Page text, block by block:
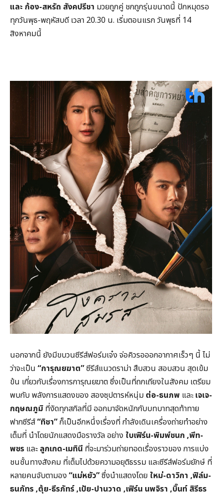
และ ก้อง-สหรัถ สังคปรีชา มวยถูกคู่ ชกถูกรุ่นขนาดนี้ ปักหมุดรอ
ทุกวันพุธ-พฤหัสบดี เวลา 20.30 น. เริ่มตอนแรก วันพุธที่ 14
สิงหาคมนี้
นอกจากนี้ ยังมีขบวนซีรีส์ฟอร์มเจ๋ง จ่อคิวรอออกอากาศเร็วๆ นี้ ไม่
ว่าจะเป็น “การุณยฆาต”ซีรีส์แนวดราม่า สืบสวน สอบสวน สุดเข้ม
ข้น เกี่ยวกับเรื่องการการุณยฆาต ซึ่งเป็นที่ถกเถียงในสังคม เตรียม
พบกับ พลังการแสดงของ สองซุปตารห์หนุ่ม ต่อ-ธนภพ และเจเจ-
กฤษณภูมิ ที่งัดทุกสกิลที่มี ออกมาจัดหนักกับบทบาทสุดท้าทาย
ฟากซีรีส์“ทิชา”ก็เป็นอีกหนึ่งเรื่องที่ กำลังเดินเครื่องถ่ายทำอย่าง
เต็มที่ นำโดยนักแสดงมือรางวัล อย่าง ใบเฟิร์น-พิมพ์ชนก ,พีท-
พชร และลูกเกด-เมทินี ที่จะมาร่วมถ่ายทอดเรื่องราวของ การแบ่ง
ชนชั้นทางสังคม ที่เต็มไปด้วยความอยุติธรรม และซีรีส์ฟอร์มยักษ์ ที่
หลายคนจับตามอง “แม่หยัว”ซึ่งนำแสดงโดย ใหม่-ดาวิกา ,ฟิล์ม-
ธนภัทร,ตุ้ย-ธีรภัทร์,เป้ย-ปานวาด ,เฟิร์น นพจิรา ,บิ๊นท์ สิรีธร